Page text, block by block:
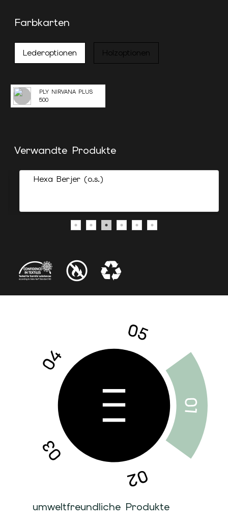
Farbkarten
Lederoptionen Holzoptionen
PLY NIRVANA PLUS
500
Verwandte Produkte
Hexa Berjer (o.s.)
umweltfreundliche Produkte